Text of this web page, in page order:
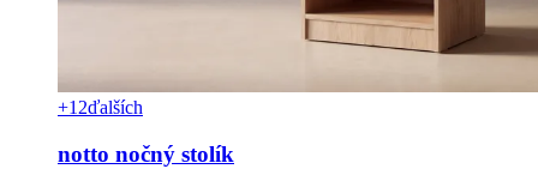
+12ďalších
notto nočný stolík